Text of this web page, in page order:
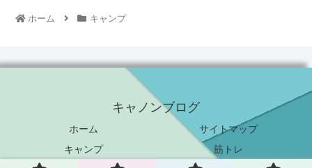
ホーム キャンプ
キャノンブログ
ホーム
サイトマップ
キャンプ
筋トレ